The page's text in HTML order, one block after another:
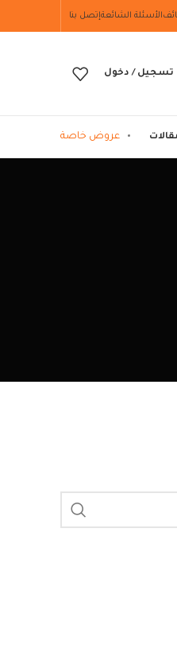
الأسئلة الشائعةإتصل بنا
تسجيل / دخول
عروض خاصة